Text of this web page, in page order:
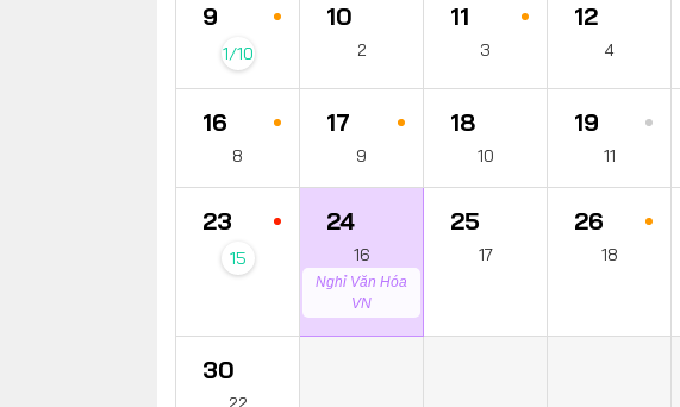
9
1/10
10
2
11
3
12
4
16
8
17
9
18
10
19
11
23
15
24
16
Nghỉ Văn Hóa
VN
25
17
26
18
30